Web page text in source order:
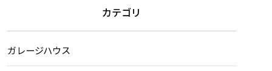
カテゴリ
ガレージハウス